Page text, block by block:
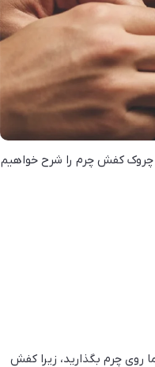
چروک کفش چرم را شرح خواهیم
روی چرم بگذارید، زیرا کفش